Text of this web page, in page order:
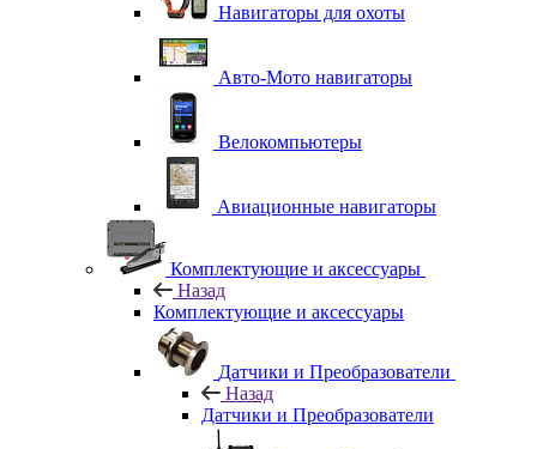
Навигаторы для охоты
Авто-Мото навигаторы
Велокомпьютеры
Авиационные навигаторы
Комплектующие и аксессуары
Назад
Комплектующие и аксессуары
Датчики и Преобразователи
Назад
Датчики и Преобразователи